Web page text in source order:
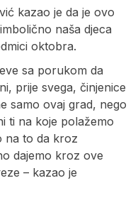
kazao je da je ovo
naša djeca
oktobra.
sa porukom da
prije svega, činjenice
samo ovaj grad, nego
ti na koje polažemo
na to da kroz
dajemo kroz ove
– kazao je